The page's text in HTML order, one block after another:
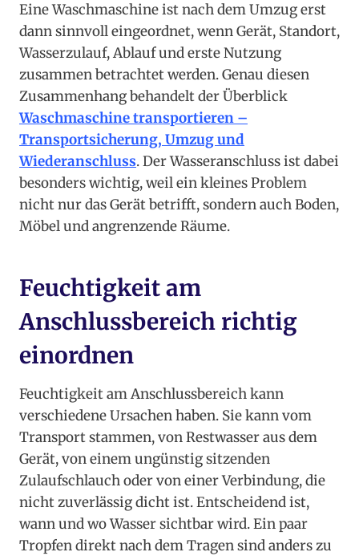
Eine Waschmaschine ist nach dem Umzug erst
dann sinnvoll eingeordnet, wenn Gerät, Standort,
Wasserzulauf, Ablauf und erste Nutzung
zusammen betrachtet werden. Genau diesen
Zusammenhang behandelt der Überblick
Waschmaschine transportieren –
Transportsicherung, Umzug und
Wiederanschluss. Der Wasseranschluss ist dabei
besonders wichtig, weil ein kleines Problem
nicht nur das Gerät betrifft, sondern auch Boden,
Möbel und angrenzende Räume.
Feuchtigkeit am
Anschlussbereich richtig
einordnen
Feuchtigkeit am Anschlussbereich kann
verschiedene Ursachen haben. Sie kann vom
Transport stammen, von Restwasser aus dem
Gerät, von einem ungünstig sitzenden
Zulaufschlauch oder von einer Verbindung, die
nicht zuverlässig dicht ist. Entscheidend ist,
wann und wo Wasser sichtbar wird. Ein paar
Tropfen direkt nach dem Tragen sind anders zu